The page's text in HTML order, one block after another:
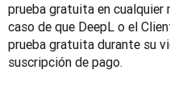
prueba gratuita en cualquier
caso de que DeepL o el
prueba gratuita durante su
suscripción de pago.